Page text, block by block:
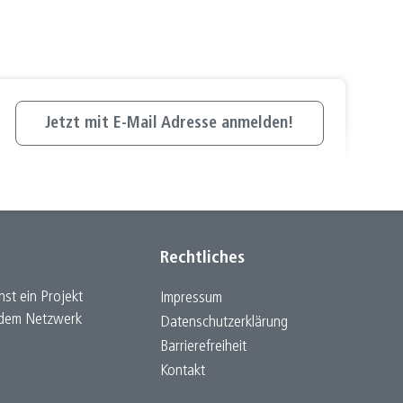
Jetzt mit E-Mail Adresse anmelden!
ein Projekt
Netzwerk
Rechtliches
Impressum
Datenschutz­erklärung
Barrierefreiheit
Kontakt